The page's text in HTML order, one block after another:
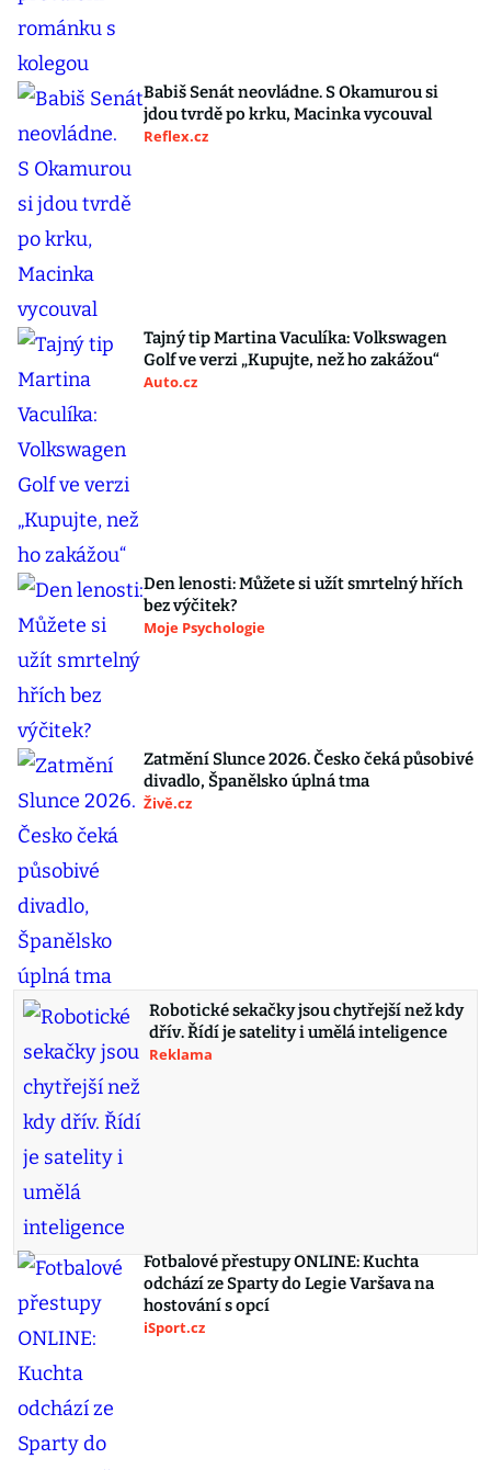
Babiš Senát neovládne. S Okamurou si
jdou tvrdě po krku, Macinka vycouval
Reflex.cz
Tajný tip Martina Vaculíka: Volkswagen
Golf ve verzi „Kupujte, než ho zakážou“
Auto.cz
Den lenosti: Můžete si užít smrtelný hřích
bez výčitek?
Moje Psychologie
Zatmění Slunce 2026. Česko čeká působivé
divadlo, Španělsko úplná tma
Živě.cz
Robotické sekačky jsou chytřejší než kdy
dřív. Řídí je satelity i umělá inteligence
Reklama
Fotbalové přestupy ONLINE: Kuchta
odchází ze Sparty do Legie Varšava na
hostování s opcí
iSport.cz